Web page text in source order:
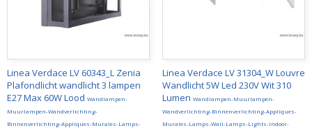
Linea Verdace LV 60343_L Zenia
Plafondlicht wandlicht 3 lampen
E27 Max 60W Lood Wandlampen-
Muurlampen-Wandverlichting-
Binnenverlichting-Appliques-Murales-Lamps-
Linea Verdace LV 31304_W Louvre
Wandlicht 5W Led 230V Wit 310
Lumen Wandlampen-Muurlampen-
Wandverlichting-Binnenverlichting-Appliques-
Murales-Lamps-Wall-Lamps-Lights-Indoor-